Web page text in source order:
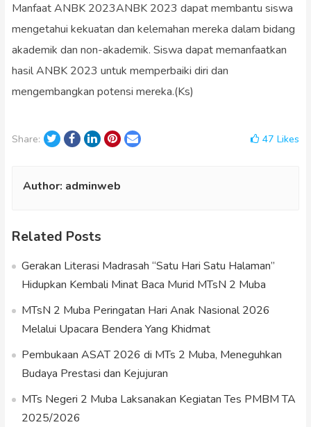
Manfaat ANBK 2023ANBK 2023 dapat membantu siswa
mengetahui kekuatan dan kelemahan mereka dalam bidang
akademik dan non-akademik. Siswa dapat memanfaatkan
hasil ANBK 2023 untuk memperbaiki diri dan
mengembangkan potensi mereka.(Ks)
Share: TwitterFacebook
LinkedInPinterest
Email 47Likes
Author: adminweb
Related Posts
Gerakan Literasi Madrasah “Satu Hari Satu Halaman”
Hidupkan Kembali Minat Baca Murid MTsN 2 Muba
MTsN 2 Muba Peringatan Hari Anak Nasional 2026
Melalui Upacara Bendera Yang Khidmat
Pembukaan ASAT 2026 di MTs 2 Muba, Meneguhkan
Budaya Prestasi dan Kejujuran
MTs Negeri 2 Muba Laksanakan Kegiatan Tes PMBM TA
2025/2026